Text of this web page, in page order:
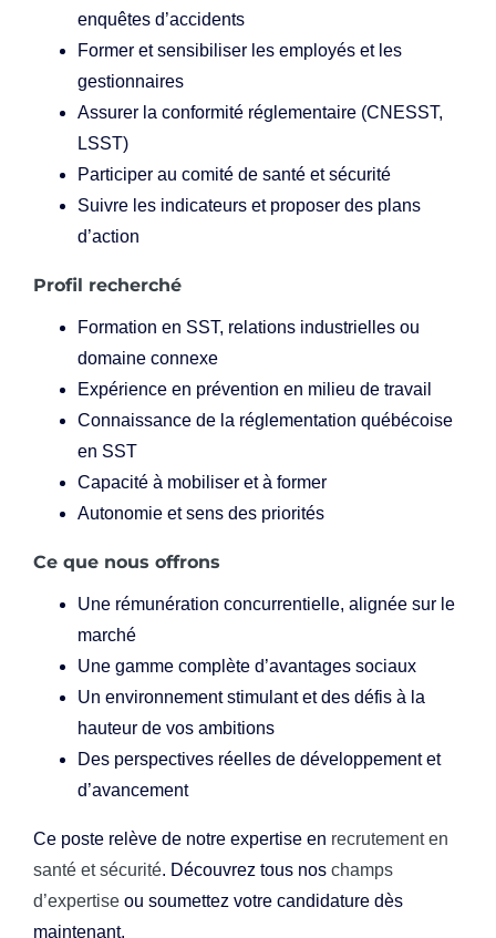
enquêtes d’accidents
Former et sensibiliser les employés et les
gestionnaires
Assurer la conformité réglementaire (CNESST,
LSST)
Participer au comité de santé et sécurité
Suivre les indicateurs et proposer des plans
d’action
Profil recherché
Formation en SST, relations industrielles ou
domaine connexe
Expérience en prévention en milieu de travail
Connaissance de la réglementation québécoise
en SST
Capacité à mobiliser et à former
Autonomie et sens des priorités
Ce que nous offrons
Une rémunération concurrentielle, alignée sur le
marché
Une gamme complète d’avantages sociaux
Un environnement stimulant et des défis à la
hauteur de vos ambitions
Des perspectives réelles de développement et
d’avancement
Ce poste relève de notre expertise en recrutement en
santé et sécurité. Découvrez tous nos champs
d’expertise ou soumettez votre candidature dès
maintenant.